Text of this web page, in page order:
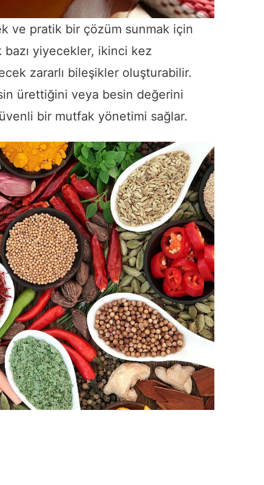
ve pratik bir çözüm sunmak için
bazı yiyecekler, ikinci kez
zararlı bileşikler oluşturabilir.
ürettiğini veya besin değerini
bir mutfak yönetimi sağlar.